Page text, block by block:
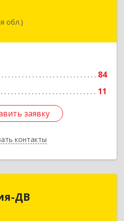
обл.)
84
11
заявку
контакты
Благовещенск г, Ленина
заявку
Назад
ДВ
край, Хабаровск г,